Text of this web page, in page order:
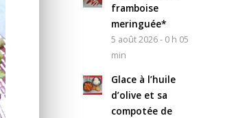
framboise
meringuée*
5 août 2026 - 0 h 05
min
Glace à l’huile
d’olive et sa
compotée de